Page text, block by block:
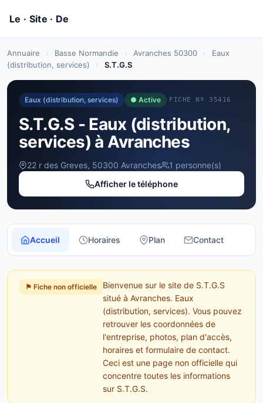
Annuaire › Basse Normandie › Avranches 50300 ›
Eaux
(distribution, services)
› S.T.G.S
Eaux (distribution, services) ● Active FICHE Nº 35416
S.T.G.S - Eaux (distribution,
services) à Avranches
22 r des Greves, 50300 Avranches
1 personne(s)
Afficher le téléphone
Accueil Horaires Plan Contact
⚑ Fiche non officielle
Bienvenue sur le site de S.T.G.S
situé à Avranches. Eaux
(distribution, services). Vous pouvez
retrouver les coordonnées de
l'entreprise, photos, plan d'accès,
horaires et formulaire de contact.
Ceci est une page non officielle qui
concentre toutes les informations
sur S.T.G.S.